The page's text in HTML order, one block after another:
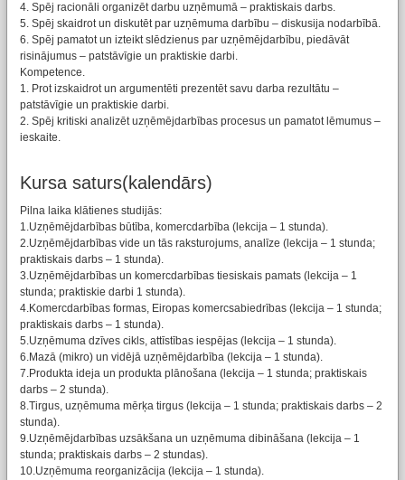
4. Spēj racionāli organizēt darbu uzņēmumā – praktiskais darbs.
5. Spēj skaidrot un diskutēt par uzņēmuma darbību – diskusija nodarbībā.
6. Spēj pamatot un izteikt slēdzienus par uzņēmējdarbību, piedāvāt
risinājumus – patstāvīgie un praktiskie darbi.
Kompetence.
1. Prot izskaidrot un argumentēti prezentēt savu darba rezultātu –
patstāvīgie un praktiskie darbi.
2. Spēj kritiski analizēt uzņēmējdarbības procesus un pamatot lēmumus –
ieskaite.
Kursa saturs(kalendārs)
Pilna laika klātienes studijās:
1.Uzņēmējdarbības būtība, komercdarbība (lekcija – 1 stunda).
2.Uzņēmējdarbības vide un tās raksturojums, analīze (lekcija – 1 stunda;
praktiskais darbs – 1 stunda).
3.Uzņēmējdarbības un komercdarbības tiesiskais pamats (lekcija – 1
stunda; praktiskie darbi 1 stunda).
4.Komercdarbības formas, Eiropas komercsabiedrības (lekcija – 1 stunda;
praktiskais darbs – 1 stunda).
5.Uzņēmuma dzīves cikls, attīstības iespējas (lekcija – 1 stunda).
6.Mazā (mikro) un vidējā uzņēmējdarbība (lekcija – 1 stunda).
7.Produkta ideja un produkta plānošana (lekcija – 1 stunda; praktiskais
darbs – 2 stunda).
8.Tirgus, uzņēmuma mērķa tirgus (lekcija – 1 stunda; praktiskais darbs – 2
stunda).
9.Uzņēmējdarbības uzsākšana un uzņēmuma dibināšana (lekcija – 1
stunda; praktiskais darbs – 2 stundas).
10.Uzņēmuma reorganizācija (lekcija – 1 stunda).